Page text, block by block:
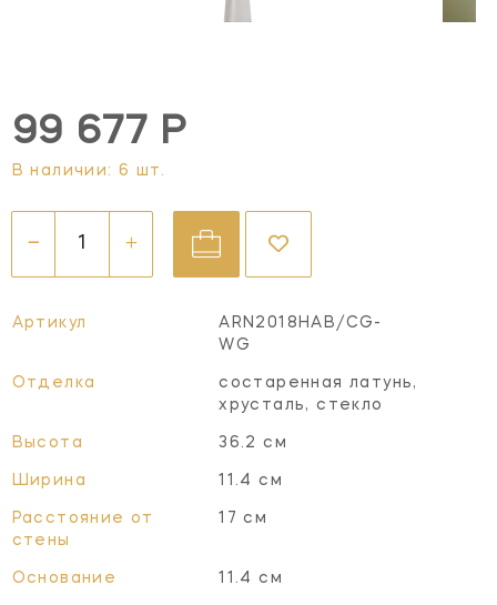
99 677 Р
В наличии: 6 шт.
Артикул
ARN2018HAB/CG-
WG
Отделка
состаренная латунь,
хрусталь, стекло
Высота 36.2 см
Ширина 11.4 см
Расстояние от
стены
17 см
Основание 11.4 см